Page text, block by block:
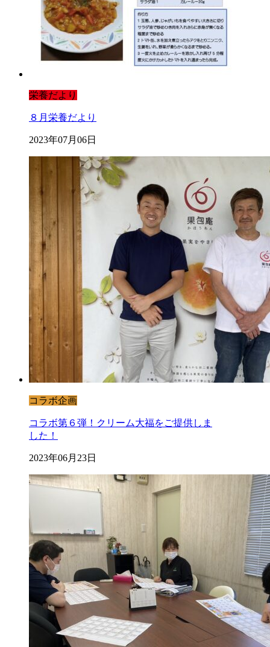
栄養だより
８月栄養だより
2023年07月06日
コラボ企画
コラボ第６弾！クリーム大福をご提供しま
した！
2023年06月23日